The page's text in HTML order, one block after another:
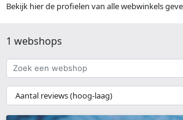
Bekijk hier de profielen van alle webwinkels
1 webshops
Zoek
een
webshop
{{
__('Sort')
}}